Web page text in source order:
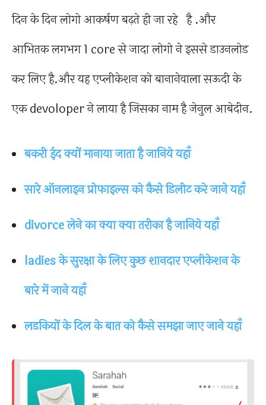
दिन के दिन लोगो आकर्षण बढ़ते ही जा रहे है .और
आभितक लगभग 1 core से जादा लोगो ने इससे डाउनलोड
कर लिए है.और यह एप्लीकेशन को बानानेवाला सऊदी के
एक devoloper ने लाया है जिसका नाम है जेनुल आबेदीन.
बकरी ईद क्यों मानाया जाता है जानिये यहाँ
सारे ऑनलाइन प्रोफाइल्स को कैसे डिलीट करे जाने यहाँ
divorce लेने का क्या क्या तरीका है जानिये यहाँ
ladies के सुरक्षा के लिए कुछ शानदार एप्लीकेशन के
बारे में जाने यहाँ
लडकियों के दिल के बात को कैसे समझा जाए जाने यहाँ